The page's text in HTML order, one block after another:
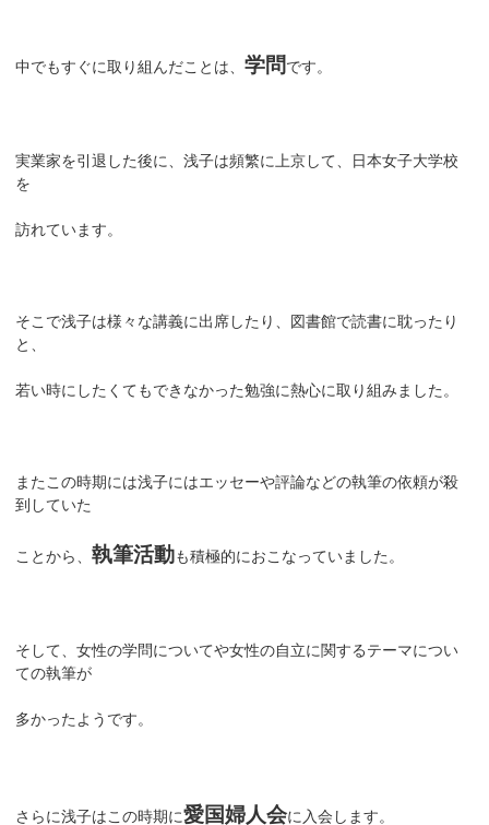
中でもすぐに取り組んだことは、学問です。
実業家を引退した後に、浅子は頻繁に上京して、日本女子大学校
を
訪れています。
そこで浅子は様々な講義に出席したり、図書館で読書に耽ったり
と、
若い時にしたくてもできなかった勉強に熱心に取り組みました。
またこの時期には浅子にはエッセーや評論などの執筆の依頼が殺
到していた
ことから、執筆活動も積極的におこなっていました。
そして、女性の学問についてや女性の自立に関するテーマについ
ての執筆が
多かったようです。
さらに浅子はこの時期に愛国婦人会に入会します。